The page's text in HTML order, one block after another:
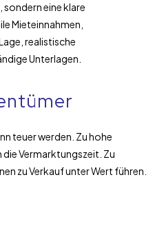
eine klare
Mieteinnahmen,
realistische
Unterlagen.
teuer werden. Zu hohe
Vermarktungszeit. Zu
zu Verkauf unter Wert führen.